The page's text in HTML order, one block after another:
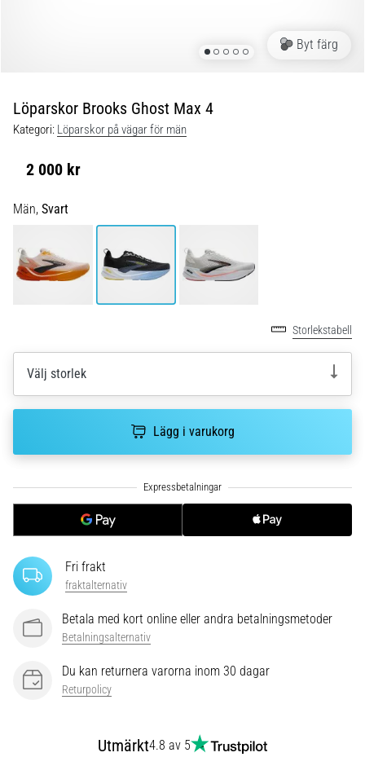
är
de
och
hur
genomförs
testar
shuttle
och
riktningsförändringar.
var
det…
6. 8. 2026
•
9 min. läsning
Löparknä:
Orsaker,
behandling
förebyggande
åtgärder
Byt färg
Löparskor Brooks Ghost Max 4
Kategori: Löparskor på vägar för män
2 000 kr
Män, Svart
Storlekstabell
Välj storlek
Lägg i varukorg
Fri frakt
fraktalternativ
Betala med kort online eller andra betalningsmetoder
Betalningsalternativ
Du kan returnera varorna inom 30 dagar
Returpolicy
Utmärkt4.8 av 5